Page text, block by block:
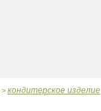
> кондитерское изделие